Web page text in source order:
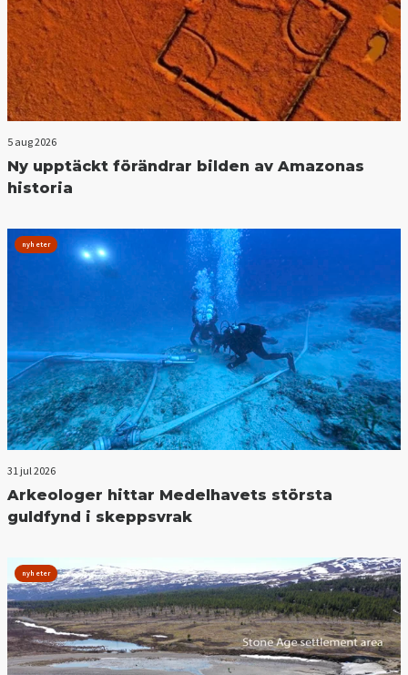
5 aug 2026
Ny upptäckt förändrar bilden av Amazonas
historia
nyheter
31 jul 2026
Arkeologer hittar Medelhavets största
guldfynd i skeppsvrak
nyheter